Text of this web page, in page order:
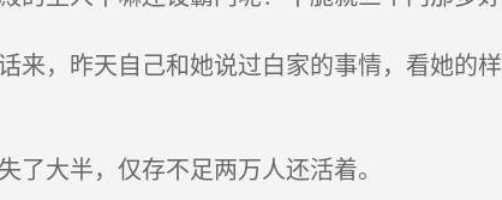
，昨天自己和她说过白家的事情，看她的
大半，仅存不足两万人还活着。